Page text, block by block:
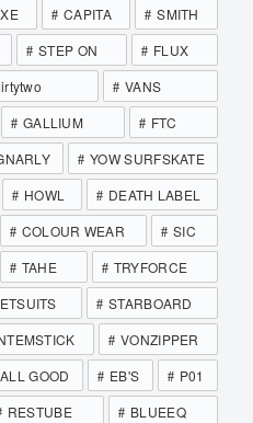
CAPITA
SMITH
STEP ON
FLUX
VANS
GALLIUM
FTC
YOW SURFSKATE
HOWL
DEATH LABEL
COLOUR WEAR
SIC
TAHE
TRYFORCE
STARBOARD
VONZIPPER
ALL GOOD EB'S
P01
RESTUBE BLUEEQ